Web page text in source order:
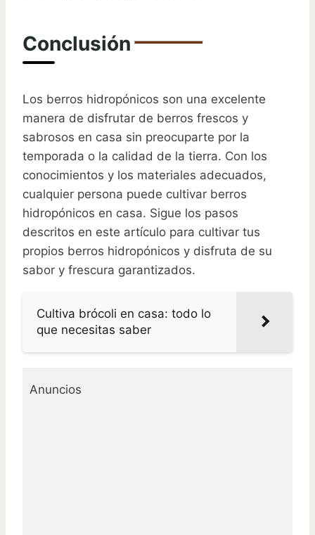
Conclusión
Los berros hidropónicos son una excelente
manera de disfrutar de berros frescos y
sabrosos en casa sin preocuparte por la
temporada o la calidad de la tierra. Con los
conocimientos y los materiales adecuados,
cualquier persona puede cultivar berros
hidropónicos en casa. Sigue los pasos
descritos en este artículo para cultivar tus
propios berros hidropónicos y disfruta de su
sabor y frescura garantizados.
Cultiva brócoli en casa: todo lo
que necesitas saber
Anuncios